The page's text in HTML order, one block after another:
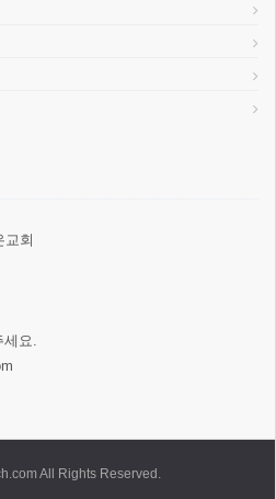
교회
세요.
All Rights Reserved.